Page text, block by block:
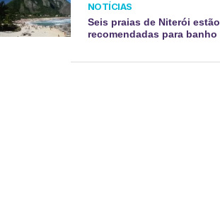
NOTÍCIAS
Seis praias de Niterói estão
recomendadas para banho